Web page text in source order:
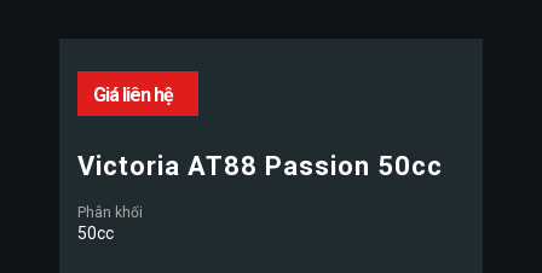
Giá liên hệ
Victoria AT88 Passion 50cc
Phân khối
50cc